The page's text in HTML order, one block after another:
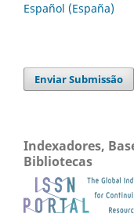
Español (España)
Enviar Submissão
Indexadores,
Bibliotecas